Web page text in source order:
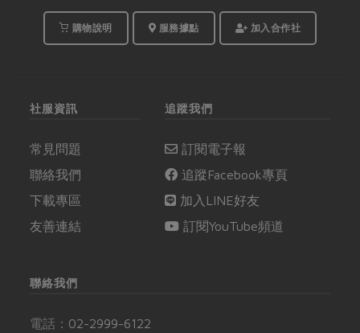
大眾對「格外品」一詞
早已不陌生。
購物說明 服務據點 加入合作社
社服資訊
常見問題
聯絡我們
下載專區
友善連結
追蹤我們
訂閱電子報
追蹤Facebook專頁
加入LINE好友
訂閱YouTube頻道
聯絡我們
電話： 02-2999-6122